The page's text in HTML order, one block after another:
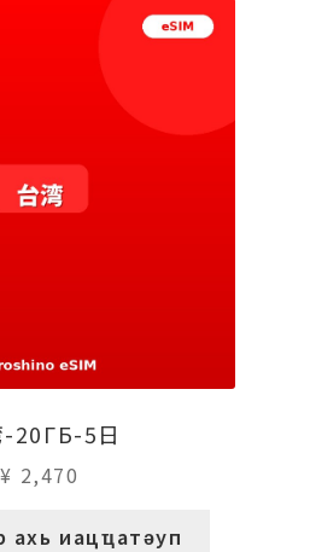
-20ГБ-5日
¥ 2,470
ахь иацҵатәуп